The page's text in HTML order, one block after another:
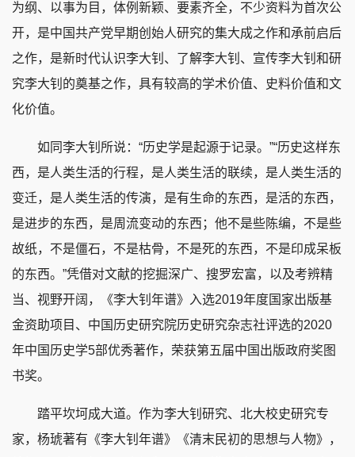
为纲、以事为目，体例新颖、要素齐全，不少资料为首次公
开，是中国共产党早期创始人研究的集大成之作和承前启后
之作，是新时代认识李大钊、了解李大钊、宣传李大钊和研
究李大钊的奠基之作，具有较高的学术价值、史料价值和文
化价值。
如同李大钊所说：“历史学是起源于记录。”“历史这样东
西，是人类生活的行程，是人类生活的联续，是人类生活的
变迁，是人类生活的传演，是有生命的东西，是活的东西，
是进步的东西，是周流变动的东西；他不是些陈编，不是些
故纸，不是僵石，不是枯骨，不是死的东西，不是印成呆板
的东西。”凭借对文献的挖掘深广、搜罗宏富，以及考辨精
当、视野开阔，《李大钊年谱》入选2019年度国家出版基
金资助项目、中国历史研究院历史研究杂志社评选的2020
年中国历史学5部优秀著作，荣获第五届中国出版政府奖图
书奖。
踏平坎坷成大道。作为李大钊研究、北大校史研究专
家，杨琥著有《李大钊年谱》《清末民初的思想与人物》，